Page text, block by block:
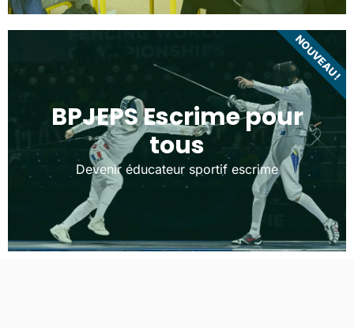
BPJEPS Escrime pour
tous
Devenir éducateur sportif escrime
NOUVEAU !